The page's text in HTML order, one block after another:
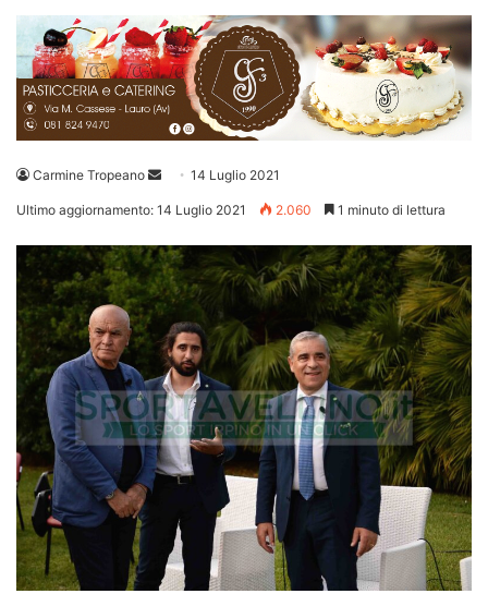
Carmine Tropeano
Invia 14 Luglio 2021
Ultimo aggiornamento: 14 Luglio 2021 2.060 1 minuto di lettura